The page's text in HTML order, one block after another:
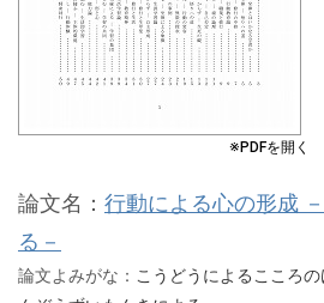
※PDFを開く
論文名： 行動による心の形成
る－
論文よみがな： こうどうによるこころ